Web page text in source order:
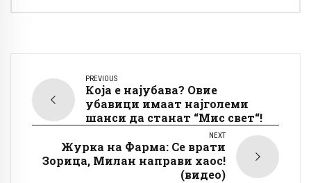
PREVIOUS
Која е најубава? Овие
убавици имаат најголеми
шанси да станат “Мис свет“!
NEXT
Журка на Фарма: Се врати
Зорица, Милан направи хаос!
(видео)